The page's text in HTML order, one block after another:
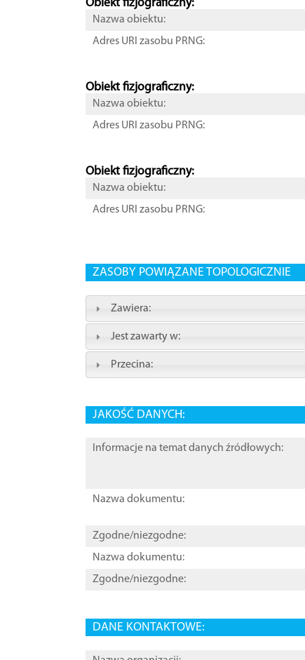
Obiekt fizjograficzny:
Nazwa obiektu:
Adres URI zasobu PRNG:
Obiekt fizjograficzny:
Nazwa obiektu:
Adres URI zasobu PRNG:
Obiekt fizjograficzny:
Nazwa obiektu:
Adres URI zasobu PRNG:
ZASOBY POWIĄZANE TOPOLOGICZNIE
Zawiera:
Jest zawarty w:
Przecina:
JAKOŚĆ DANYCH:
Informacje na temat danych źródłowych:
Nazwa dokumentu:
Zgodne/niezgodne:
Nazwa dokumentu:
Zgodne/niezgodne:
DANE KONTAKTOWE: